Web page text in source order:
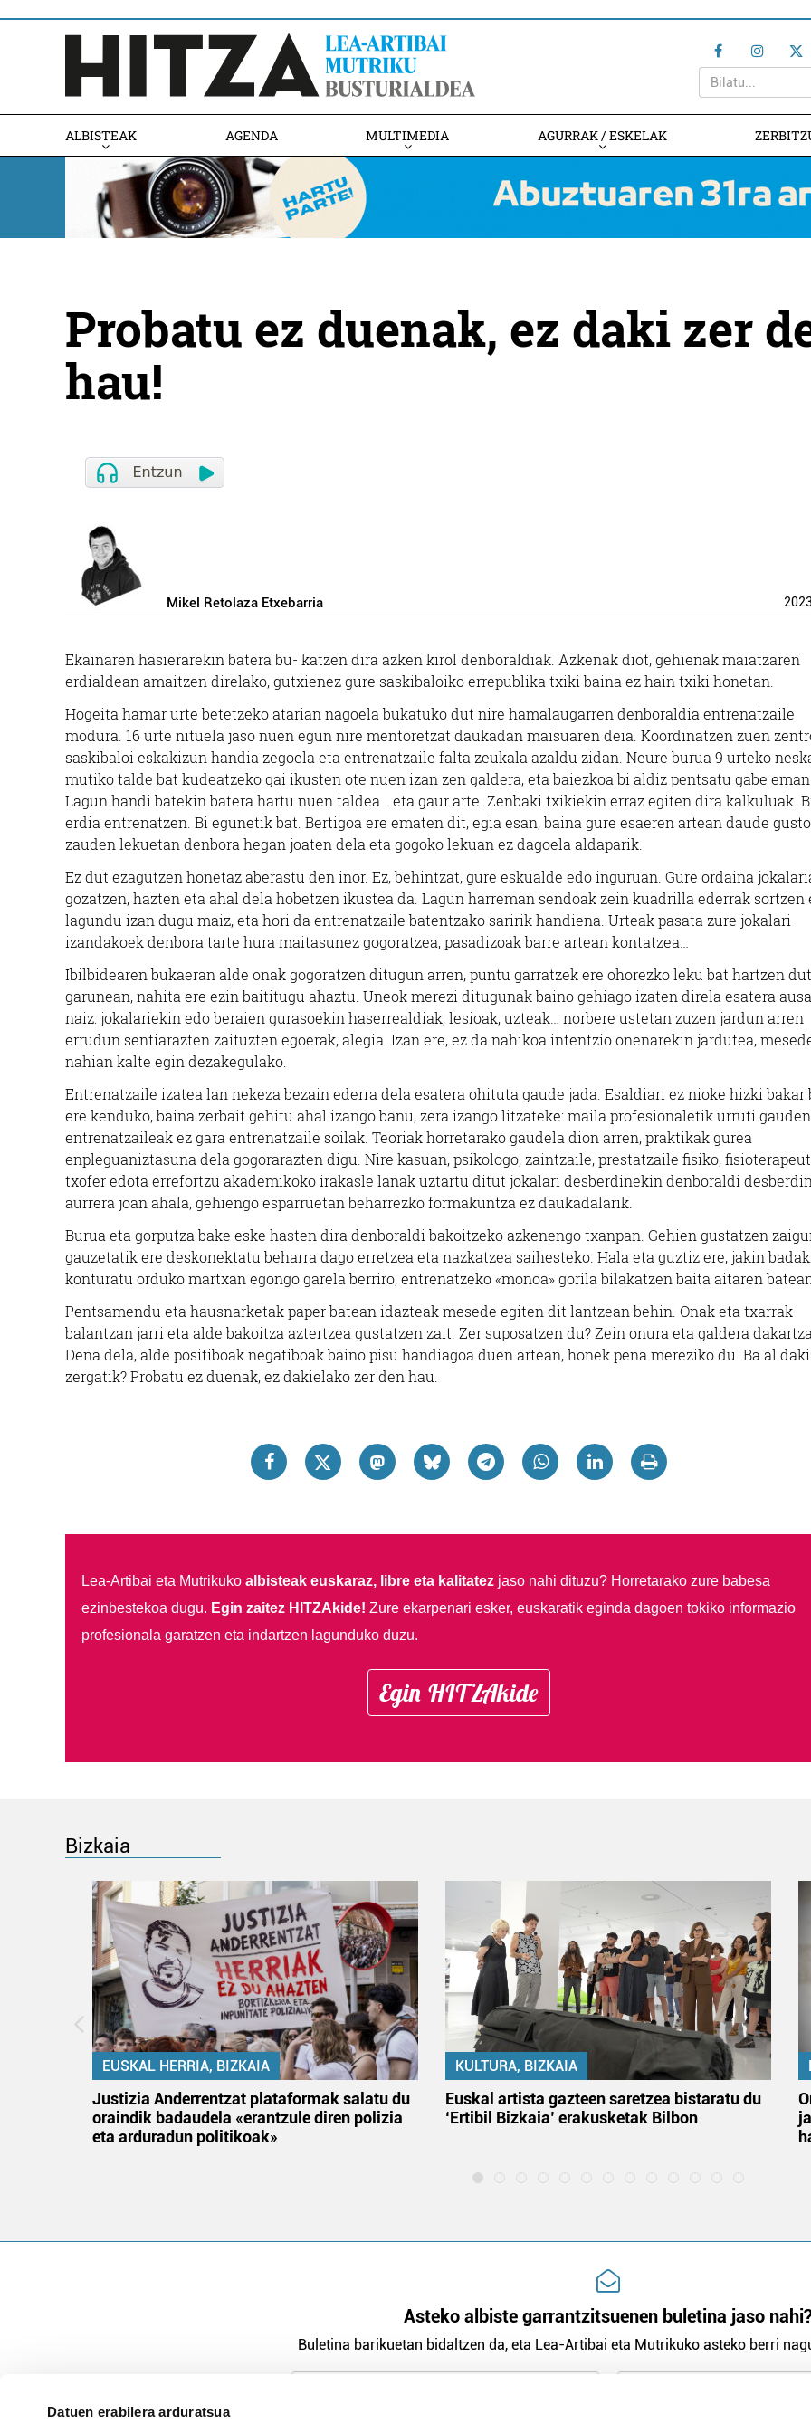
Datuen erabilera arduratsua
ALBISTEAK AGENDA MULTIMEDIA AGURRAK / ESKELAK
Probatu ez duenak, ez daki zer
hau!
Mikel Retolaza Etxebarria 2023
Ekainaren hasierarekin batera bu- katzen dira azken kirol denboraldiak. Azkenak diot, gehienak maiatzaren
erdialdean amaitzen direlako, gutxienez gure saskibaloiko errepublika txiki baina ez hain txiki honetan.
Hogeita hamar urte betetzeko atarian nagoela bukatuko dut nire hamalaugarren denboraldia entrenatzaile
modura. 16 urte nituela jaso nuen egun nire mentoretzat daukadan maisuaren deia. Koordinatzen zuen
saskibaloi eskakizun handia zegoela eta entrenatzaile falta zeukala azaldu zidan. Neure burua 9 urteko
mutiko talde bat kudeatzeko gai ikusten ote nuen izan zen galdera, eta baiezkoa bi aldiz pentsatu gabe eman
Lagun handi batekin batera hartu nuen taldea… eta gaur arte. Zenbaki txikiekin erraz egiten dira kalkuluak.
erdia entrenatzen. Bi egunetik bat. Bertigoa ere ematen dit, egia esan, baina gure esaeren artean daude
zauden lekuetan denbora hegan joaten dela eta gogoko lekuan ez dagoela aldaparik.
Ez dut ezagutzen honetaz aberastu den inor. Ez, behintzat, gure eskualde edo inguruan. Gure ordaina
gozatzen, hazten eta ahal dela hobetzen ikustea da. Lagun harreman sendoak zein kuadrilla ederrak sortzen
lagundu izan dugu maiz, eta hori da entrenatzaile batentzako saririk handiena. Urteak pasata zure jokalari
izandakoek denbora tarte hura maitasunez gogoratzea, pasadizoak barre artean kontatzea…
Ibilbidearen bukaeran alde onak gogoratzen ditugun arren, puntu garratzek ere ohorezko leku bat hartzen
garunean, nahita ere ezin baititugu ahaztu. Uneok merezi ditugunak baino gehiago izaten direla esatera
naiz: jokalariekin edo beraien gurasoekin haserrealdiak, lesioak, uzteak… norbere ustetan zuzen jardun arren
errudun sentiarazten zaituzten egoerak, alegia. Izan ere, ez da nahikoa intentzio onenarekin jardutea,
nahian kalte egin dezakegulako.
Entrenatzaile izatea lan nekeza bezain ederra dela esatera ohituta gaude jada. Esaldiari ez nioke hizki bakar
ere kenduko, baina zerbait gehitu ahal izango banu, zera izango litzateke: maila profesionaletik urruti gauden
entrenatzaileak ez gara entrenatzaile soilak. Teoriak horretarako gaudela dion arren, praktikak gurea
enpleguaniztasuna dela gogorarazten digu. Nire kasuan, psikologo, zaintzaile, prestatzaile fisiko,
txofer edota errefortzu akademikoko irakasle lanak uztartu ditut jokalari desberdinekin denboraldi
aurrera joan ahala, gehiengo esparruetan beharrezko formakuntza ez daukadalarik.
Burua eta gorputza bake eske hasten dira denboraldi bakoitzeko azkenengo txanpan. Gehien gustatzen
gauzetatik ere deskonektatu beharra dago erretzea eta nazkatzea saihesteko. Hala eta guztiz ere, jakin
konturatu orduko martxan egongo garela berriro, entrenatzeko «monoa» gorila bilakatzen baita aitaren
Pentsamendu eta hausnarketak paper batean idazteak mesede egiten dit lantzean behin. Onak eta txarrak
balantzan jarri eta alde bakoitza aztertzea gustatzen zait. Zer suposatzen du? Zein onura eta galdera
Dena dela, alde positiboak negatiboak baino pisu handiagoa duen artean, honek pena mereziko du. Ba al
zergatik? Probatu ez duenak, ez dakielako zer den hau.
Lea-Artibai eta Mutrikuko albisteak euskaraz, libre eta kalitatezjaso nahi dituzu? Horretarako zure babesa
ezinbestekoa dugu. Egin zaitez HITZAkide! Zure ekarpenari esker, euskaratik eginda dagoen tokiko informazio
profesionala garatzen eta indartzen lagunduko duzu.
Egin HITZAkide
Bizkaia
EUSKAL HERRIA, BIZKAIA
Justizia Anderrentzat plataformak salatu du
oraindik badaudela «erantzule diren polizia
eta arduradun politikoak»
KULTURA, BIZKAIA
Euskal artista gazteen saretzea bistaratu du
‘Ertibil Bizkaia’ erakusketak Bilbon
Asteko albiste garrantzitsuenen buletina jaso
Buletina barikuetan bidaltzen da, eta Lea-Artibai eta Mutrikuko asteko berri